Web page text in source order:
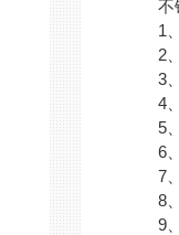
不锈
1、
2、
3、
4、
5、
6、
7、
8、
9、